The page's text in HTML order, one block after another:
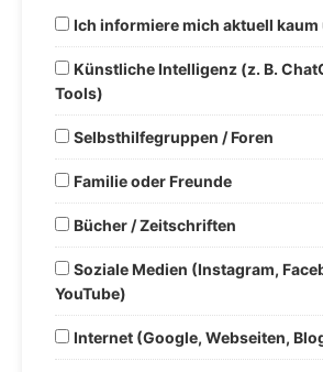
Ich informiere mich aktuell kaum
Künstliche Intelligenz (z. B.
Tools)
Selbsthilfegruppen / Foren
Familie oder Freunde
Bücher / Zeitschriften
Soziale Medien (Instagram,
YouTube)
Internet (Google, Webseiten,